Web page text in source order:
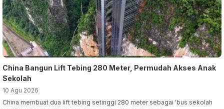
China Bangun Lift Tebing 280 Meter, Permudah Akses Anak
Sekolah
10 Agu 2026
China membuat dua lift tebing setinggi 280 meter sebagai 'bus sekolah